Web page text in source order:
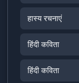
हास्य रचनाएं
हिंदी कविता
हिंदी कविता